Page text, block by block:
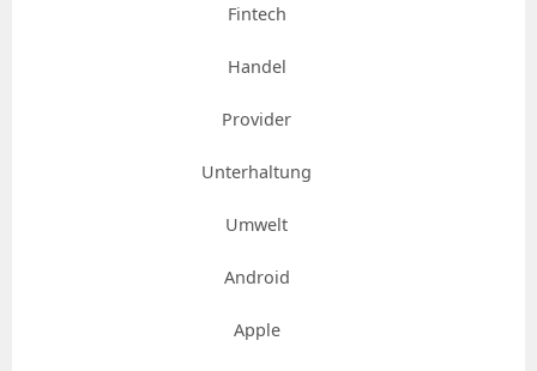
Fintech
Handel
Provider
Unterhaltung
Umwelt
Android
Apple